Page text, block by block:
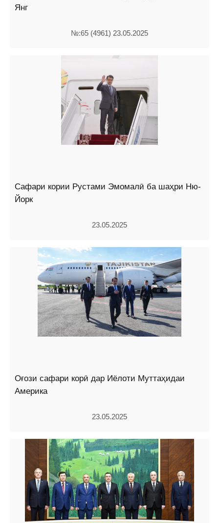
Янг
№:65 (4961) 23.05.2025
Сафари кории Рустами Эмомалӣ ба шаҳри Ню-
Йорк
23.05.2025
Оғози сафари корӣ дар Иёлоти Муттаҳидаи
Америка
23.05.2025